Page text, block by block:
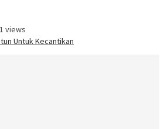
views
Untuk Kecantikan